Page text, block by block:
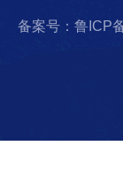
备案号：鲁ICP